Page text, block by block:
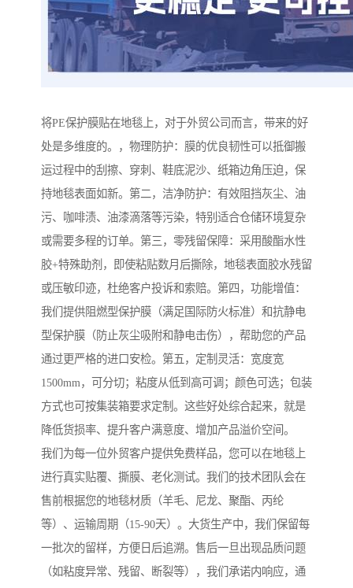
将PE保护膜贴在地毯上，对于外贸公司而言，带来的好
处是多维度的。，物理防护：膜的优良韧性可以抵御搬
运过程中的刮擦、穿刺、鞋底泥沙、纸箱边角压迫，保
持地毯表面如新。第二，洁净防护：有效阻挡灰尘、油
污、咖啡渍、油漆滴落等污染，特别适合仓储环境复杂
或需要多程的订单。第三，零残留保障：采用酸酯水性
胶+特殊助剂，即使粘贴数月后撕除，地毯表面胶水残留
或压敏印迹，杜绝客户投诉和索赔。第四，功能增值：
我们提供阻燃型保护膜（满足国际防火标准）和抗静电
型保护膜（防止灰尘吸附和静电击伤），帮助您的产品
通过更严格的进口安检。第五，定制灵活：宽度宽
1500mm，可分切；粘度从低到高可调；颜色可选；包装
方式也可按集装箱要求定制。这些好处综合起来，就是
降低货损率、提升客户满意度、增加产品溢价空间。
我们为每一位外贸客户提供免费样品，您可以在地毯上
进行真实贴覆、撕膜、老化测试。我们的技术团队会在
售前根据您的地毯材质（羊毛、尼龙、聚酯、丙纶
等）、运输周期（15-90天）。大货生产中，我们保留每
一批次的留样，方便日后追溯。售后一旦出现品质问题
（如粘度异常、残留、断裂等），我们承诺内响应，通